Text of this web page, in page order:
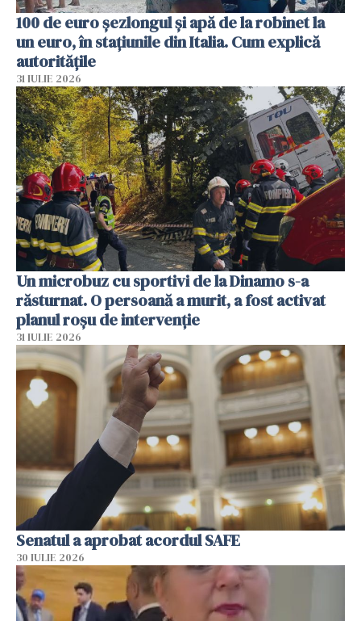
100 de euro șezlongul și apă de la robinet la
un euro, în stațiunile din Italia. Cum explică
autoritățile
31 IULIE 2026
Un microbuz cu sportivi de la Dinamo s-a
răsturnat. O persoană a murit, a fost activat
planul roșu de intervenție
31 IULIE 2026
Senatul a aprobat acordul SAFE
30 IULIE 2026